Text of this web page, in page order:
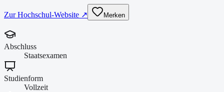
Zur Hochschul-Website ↗ Merken
Abschluss
Staatsexamen
Studienform
Vollzeit